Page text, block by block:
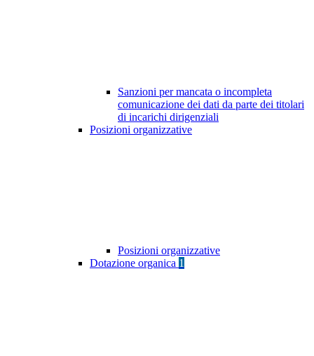
Sanzioni per mancata o incompleta
comunicazione dei dati da parte dei titolari
di incarichi dirigenziali
Posizioni organizzative
Posizioni organizzative
Dotazione organica 1